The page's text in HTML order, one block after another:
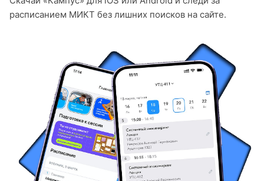
расписанием МИКТ без лишних поисков на сайте.